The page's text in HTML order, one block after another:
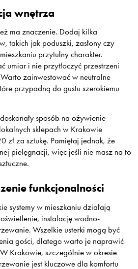
wnętrza
ma znaczenie. Dodaj kilka
takich jak poduszki, zasłony czy
przytulny charakter.
umiar i nie przytłoczyć przestrzeni
zainwestować w neutralne
przypadną do gustu szerokiemu
sposób na ożywienie
sklepach w Krakowie
zł za sztukę. Pamiętaj jednak, że
pielęgnacji, więc jeśli nie masz na to
funkcjonalności
systemy w mieszkaniu działają
instalację wodno-
Wszelkie usterki mogą być
gości, dlatego warto je naprawić
Krakowie, szczególnie w okresie
jest kluczowe dla komfortu